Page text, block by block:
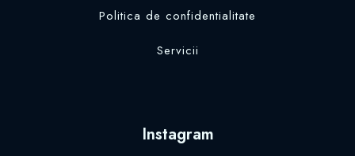
Politica de confidentialitate
Servicii
Instagram